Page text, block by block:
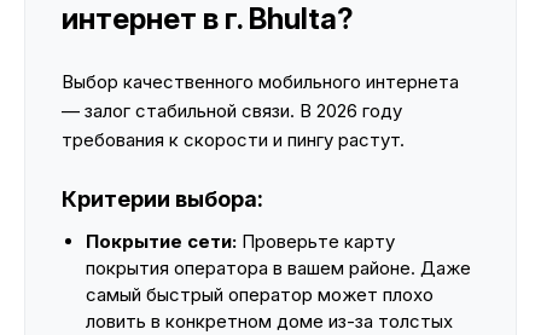
интернет в г. Bhulta?
Выбор качественного мобильного интернета
— залог стабильной связи. В 2026 году
требования к скорости и пингу растут.
Критерии выбора:
Покрытие сети: Проверьте карту
покрытия оператора в вашем районе. Даже
самый быстрый оператор может плохо
ловить в конкретном доме из-за толстых